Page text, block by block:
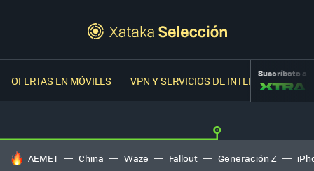
OFERTAS EN MÓVILES VPN Y SERVICIOS DE INTERNETSuscríbete a
HOY SE HABLA DE
AEMET China Waze Fallout Generación Z